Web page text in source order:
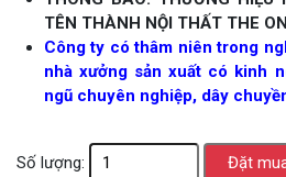
TÊN THÀNH NỘI THẤT THE
Công ty có thâm niên trong
nhà xưởng sản xuất có kinh
ngũ chuyên nghiệp, dây
Số lượng: